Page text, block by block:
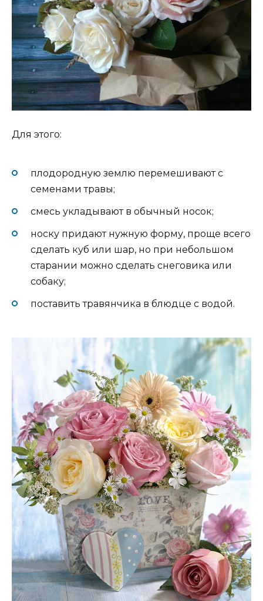
Для этого:
плодородную землю перемешивают с
семенами травы;
смесь укладывают в обычный носок;
носку придают нужную форму, проще всего
сделать куб или шар, но при небольшом
старании можно сделать снеговика или
собаку;
поставить травянчика в блюдце с водой.